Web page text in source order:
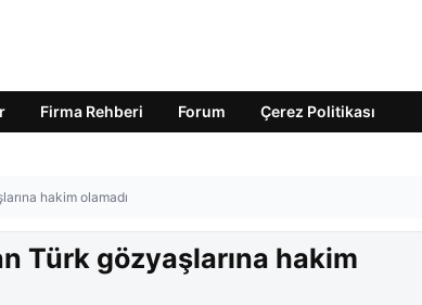
Firma Rehberi Forum Çerez Politikası
hakim olamadı
Türk gözyaşlarına hakim